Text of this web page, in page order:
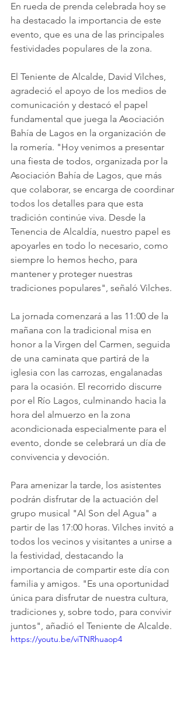
En rueda de prenda celebrada hoy se
ha destacado la importancia de este
evento, que es una de las principales
festividades populares de la zona.
El Teniente de Alcalde, David Vilches,
agradeció el apoyo de los medios de
comunicación y destacó el papel
fundamental que juega la Asociación
Bahía de Lagos en la organización de
la romería. "Hoy venimos a presentar
una fiesta de todos, organizada por la
Asociación Bahía de Lagos, que más
que colaborar, se encarga de coordinar
todos los detalles para que esta
tradición continúe viva. Desde la
Tenencia de Alcaldía, nuestro papel es
apoyarles en todo lo necesario, como
siempre lo hemos hecho, para
mantener y proteger nuestras
tradiciones populares", señaló Vilches.
La jornada comenzará a las 11:00 de la
mañana con la tradicional misa en
honor a la Virgen del Carmen, seguida
de una caminata que partirá de la
iglesia con las carrozas, engalanadas
para la ocasión. El recorrido discurre
por el Río Lagos, culminando hacia la
hora del almuerzo en la zona
acondicionada especialmente para el
evento, donde se celebrará un día de
convivencia y devoción.
Para amenizar la tarde, los asistentes
podrán disfrutar de la actuación del
grupo musical "Al Son del Agua" a
partir de las 17:00 horas. Vilches invitó a
todos los vecinos y visitantes a unirse a
la festividad, destacando la
importancia de compartir este día con
familia y amigos. "Es una oportunidad
única para disfrutar de nuestra cultura,
tradiciones y, sobre todo, para convivir
juntos", añadió el Teniente de Alcalde.
https://youtu.be/viTNRhuaop4